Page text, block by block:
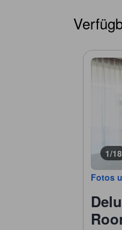
1/18
Fotos